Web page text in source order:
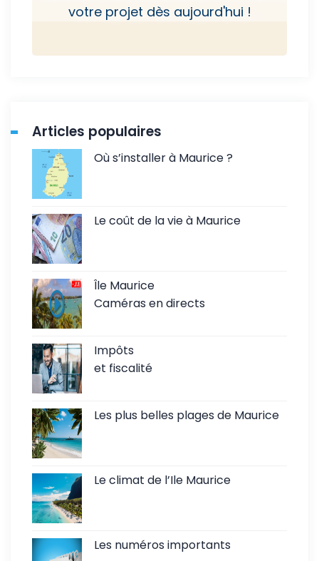
votre projet dès aujourd'hui !
Articles populaires
Où s’installer à Maurice ?
Le coût de la vie à Maurice
Île Maurice
Caméras en directs
Impôts
et fiscalité
Les plus belles plages de Maurice
Le climat de l’Ile Maurice
Les numéros importants